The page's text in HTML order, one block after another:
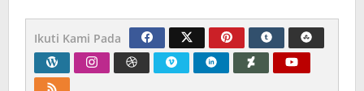
Ikuti Kami Pada